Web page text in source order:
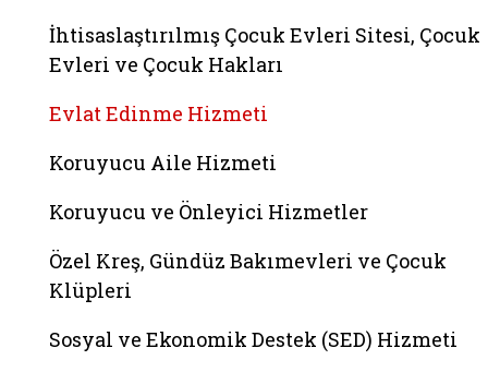
İhtisaslaştırılmış Çocuk Evleri Sitesi, Çocuk
Evleri ve Çocuk Hakları
Evlat Edinme Hizmeti
Koruyucu Aile Hizmeti
Koruyucu ve Önleyici Hizmetler
Özel Kreş, Gündüz Bakımevleri ve Çocuk
Klüpleri
Sosyal ve Ekonomik Destek (SED) Hizmeti